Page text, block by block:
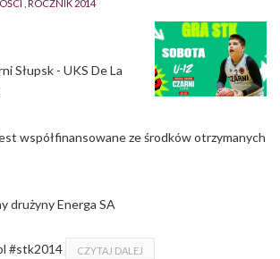
ROCZNIK 2014
Słupsk - UKS De La
współfinansowane ze środków otrzymanych
drużyny Energa SA
#stk2014 CZYTAJ DALEJ